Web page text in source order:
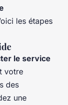
les étapes
le service
votre
des
une